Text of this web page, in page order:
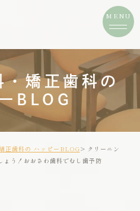
・矯正歯科の
BLOG
正歯科の ハッピーBLOG
クリーニン
ょう！おおさわ歯科でむし歯予防